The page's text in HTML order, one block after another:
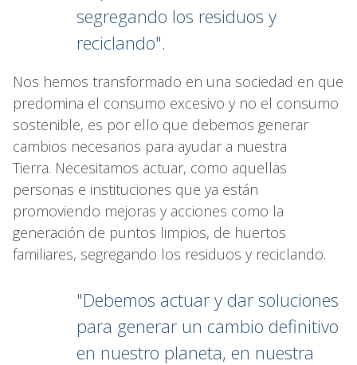
segregando los residuos y
reciclando".
Nos hemos transformado en una sociedad en que
predomina el consumo excesivo y no el consumo
sostenible, es por ello que debemos generar
cambios necesarios para ayudar a nuestra
Tierra. Necesitamos actuar, como aquellas
personas e instituciones que ya están
promoviendo mejoras y acciones como la
generación de puntos limpios, de huertos
familiares, segregando los residuos y reciclando.
"Debemos actuar y dar soluciones
para generar un cambio definitivo
en nuestro planeta, en nuestra